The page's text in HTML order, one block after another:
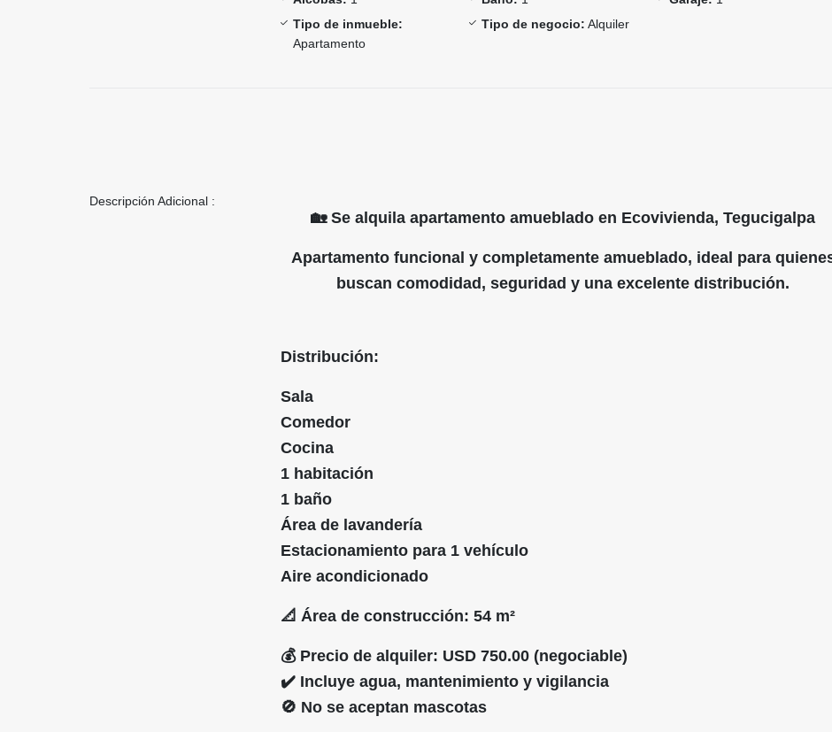
Tipo de inmueble:
Apartamento
Tipo de negocio: Alquiler
Descripción Adicional :
🏡 Se alquila apartamento amueblado en Ecovivienda, Tegucigalpa
Apartamento funcional y completamente amueblado, ideal para
buscan comodidad, seguridad y una excelente distribución.
Distribución:
Sala
Comedor
Cocina
1 habitación
1 baño
Área de lavandería
Estacionamiento para 1 vehículo
Aire acondicionado
📐 Área de construcción: 54 m²
💰 Precio de alquiler: USD 750.00 (negociable)
✔️ Incluye agua, mantenimiento y vigilancia
🚫 No se aceptan mascotas